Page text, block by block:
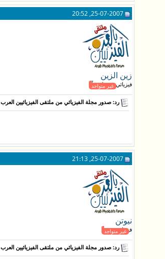
زين الزين
غير متواجد
فيزيائي نشيط جداً
رد: صدور مجلة الفيزيائي من ملتقى الفيزيائيين العرب
نيوتن
غير متواجد
فيزيائي قدير
رد: صدور مجلة الفيزيائي من ملتقى الفيزيائيين العرب